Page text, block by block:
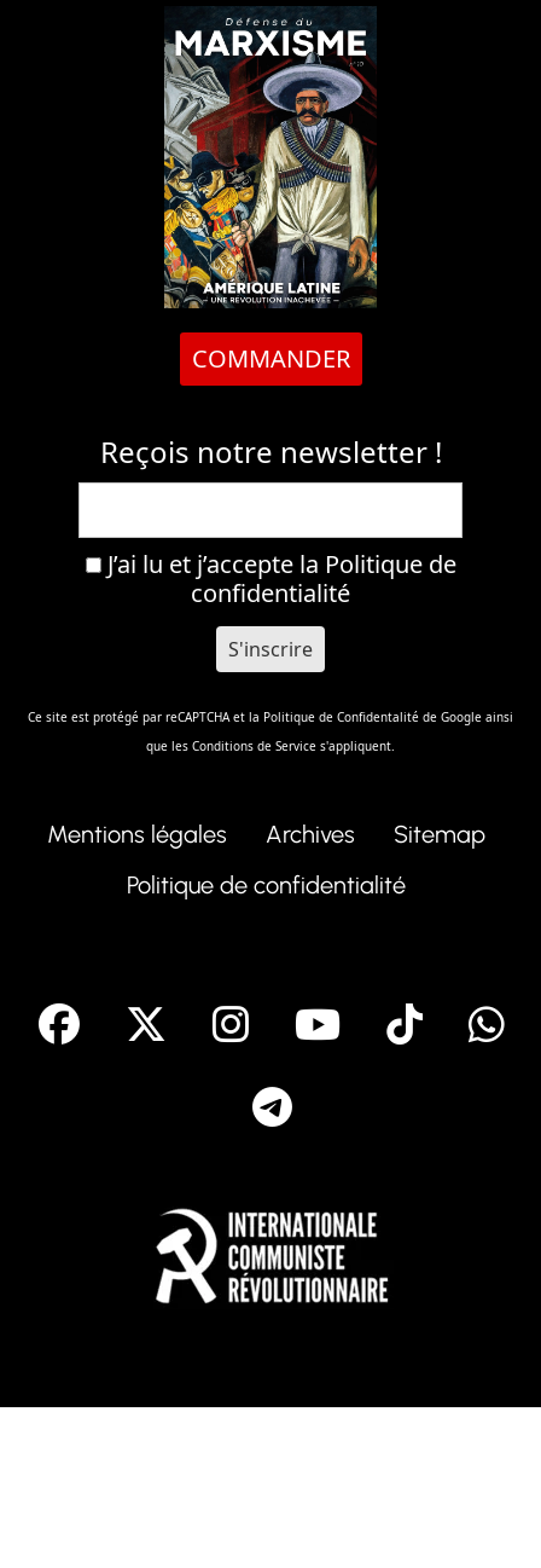
COMMANDER
Reçois notre newsletter !
J’ai lu et j’accepte la Politique de
confidentialité
Ce site est protégé par reCAPTCHA et la Politique de Confidentalité de Google ainsi
que les Conditions de Service s'appliquent.
Mentions légales Archives
Sitemap
Politique de confidentialité
facebook Instagram
Youtube
Tik